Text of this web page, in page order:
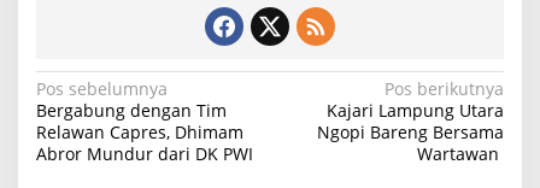
N
a
v
Pos sebelumnya
Bergabung dengan Tim
Relawan Capres, Dhimam
Abror Mundur dari DK PWI
Pos berikutnya
Kajari Lampung Utara
Ngopi Bareng Bersama
Wartawan